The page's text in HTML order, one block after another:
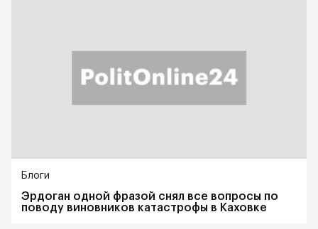
Блоги
Эрдоган одной фразой снял все вопросы по
поводу виновников катастрофы в Каховке